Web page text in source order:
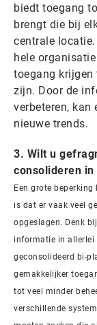
biedt toegang
brengt die bij
centrale
hele
toegang krijgen
zijn. Door de
verbeteren, kan
nieuwe trends.
3. Wilt u
consolideren
Een grote
is dat er vaak veel
opgeslagen. Denk
informatie in allerlei
geconsolideerd bi-
gemakkelijker
tot veel minder
verschillende